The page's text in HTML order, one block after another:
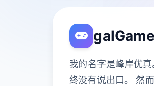
我的名字是峰岸优
终没有说出口。 然